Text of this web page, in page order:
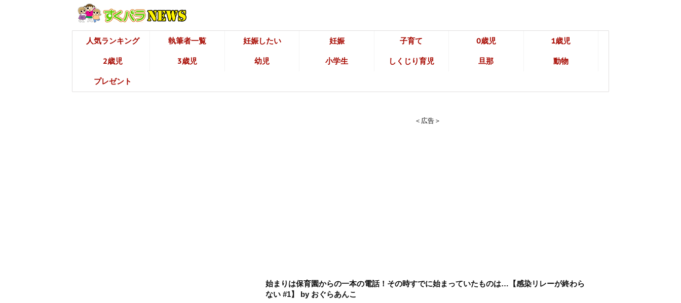
人気ランキング 執筆者一覧 妊娠したい 妊娠 子育て 0歳児 1歳児
2歳児 3歳児 幼児 小学生 しくじり育児 旦那 動物
プレゼント
＜広告＞
始まりは保育園からの一本の電話！その時すでに始まっていたものは…【感染リレーが終わら
ない #1】 by おぐらあんこ